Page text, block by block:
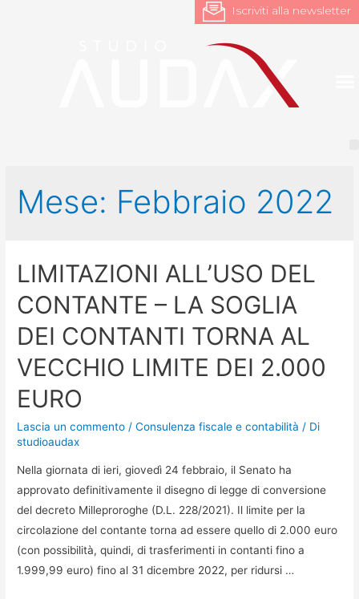
Iscriviti alla newsletter
Mese: Febbraio 2022
LIMITAZIONI ALL’USO DEL
CONTANTE – LA SOGLIA
DEI CONTANTI TORNA AL
VECCHIO LIMITE DEI 2.000
EURO
Lascia un commento /Consulenza fiscale e contabilità / Di
studioaudax
Nella giornata di ieri, giovedì 24 febbraio, il Senato ha
approvato definitivamente il disegno di legge di conversione
del decreto Milleproroghe (D.L. 228/2021). Il limite per la
circolazione del contante torna ad essere quello di 2.000 euro
(con possibilità, quindi, di trasferimenti in contanti fino a
1.999,99 euro) fino al 31 dicembre 2022, per ridursi …